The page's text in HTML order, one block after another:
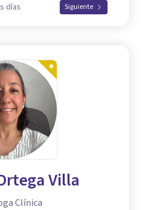
días Siguiente
Villa
Clínica